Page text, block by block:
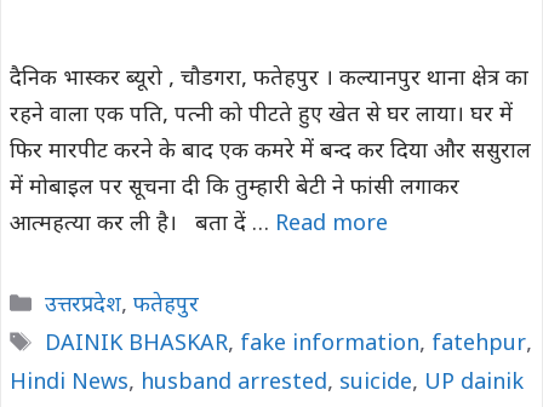
दैनिक भास्कर ब्यूरो , चौडगरा, फतेहपुर । कल्यानपुर थाना क्षेत्र का
रहने वाला एक पति, पत्नी को पीटते हुए खेत से घर लाया। घर में
फिर मारपीट करने के बाद एक कमरे में बन्द कर दिया और ससुराल
में मोबाइल पर सूचना दी कि तुम्हारी बेटी ने फांसी लगाकर
आत्महत्या कर ली है। बता दें … Read more
Categories
उत्तरप्रदेश, फतेहपुर
Tags
DAINIK BHASKAR, fake information, fatehpur,
Hindi News, husband arrested, suicide, UP dainik